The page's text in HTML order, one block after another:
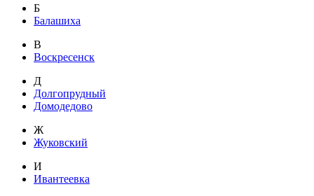
Б
Балашиха
В
Воскресенск
Д
Долгопрудный
Домодедово
Ж
Жуковский
И
Ивантеевка